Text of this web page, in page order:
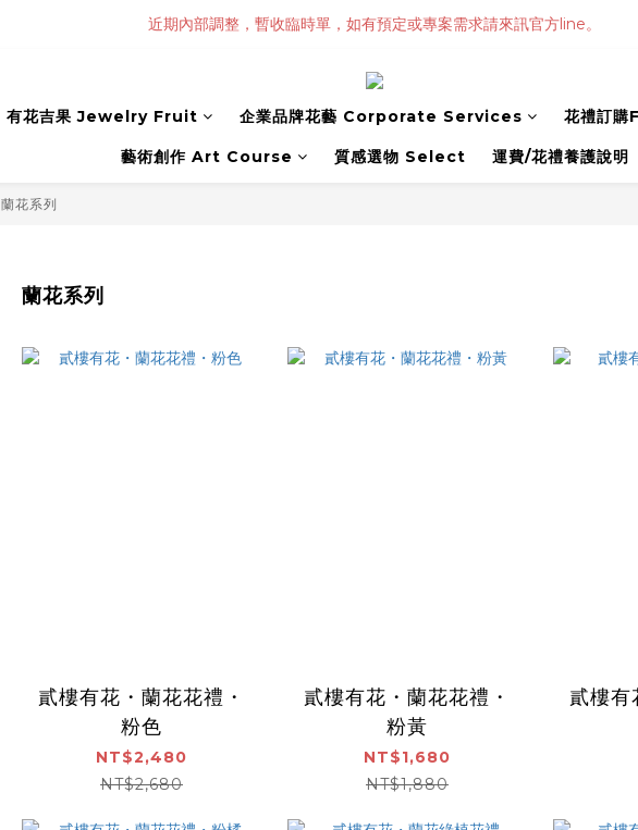
近期內部調整，暫收臨時單，如有預定或專案需求請來訊官方line。
有花吉果 Jewelry Fruit 企業品牌花藝 Corporate Services 花禮訂
藝術創作 Art Course 質感選物 Select 運費/花禮養護說明
蘭花系列
蘭花系列
貳樓有花・蘭花花禮・
粉色
NT$2,480
NT$2,680
貳樓有花・蘭花花禮・
粉黃
NT$1,680
NT$1,880
貳樓有